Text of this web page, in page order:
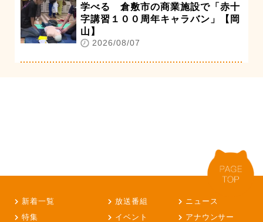
学べる 倉敷市の商業施設で「赤十
字講習１００周年キャラバン」【岡
山】
2026/08/07
新着一覧 放送番組
ニュース
特集
イベント
アナウンサー